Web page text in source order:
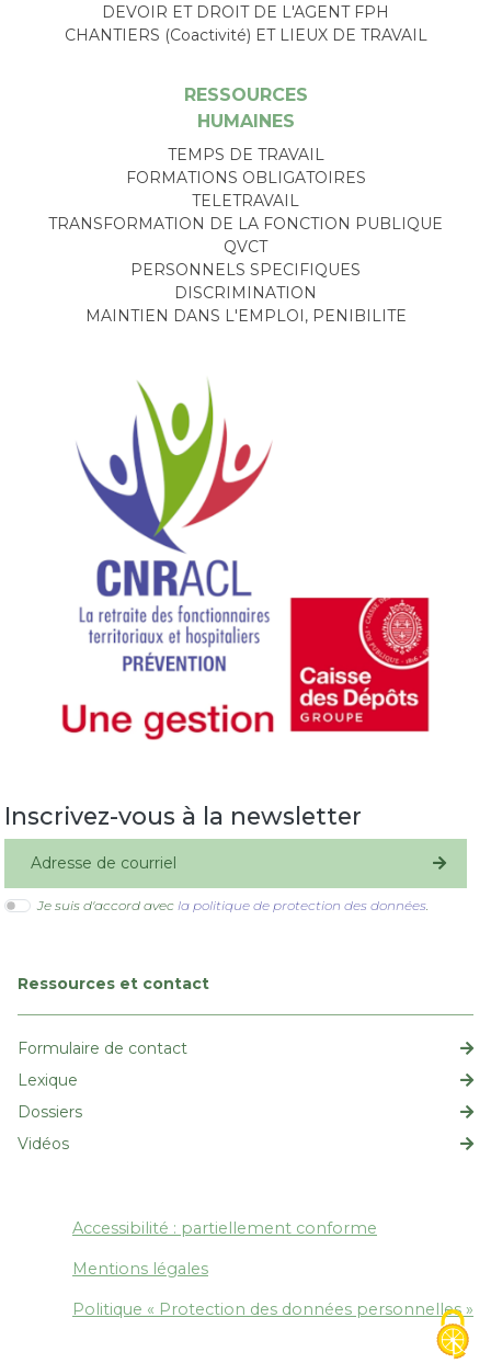
DEVOIR ET DROIT DE L'AGENT FPH
CHANTIERS (Coactivité) ET LIEUX DE TRAVAIL
RESSOURCES
HUMAINES
TEMPS DE TRAVAIL
FORMATIONS OBLIGATOIRES
TELETRAVAIL
TRANSFORMATION DE LA FONCTION PUBLIQUE
QVCT
PERSONNELS SPECIFIQUES
DISCRIMINATION
MAINTIEN DANS L'EMPLOI, PENIBILITE
Inscrivez-vous à la newsletter
S'inscrire
Je suis d'accord avec la politique de protection des données
Ressources et contact
Formulaire de contact
Lexique
Dossiers
Vidéos
Espace droit de la prévention
Accessibilité : partiellement conforme
Mentions légales
Politique « Protection des données personnelles »